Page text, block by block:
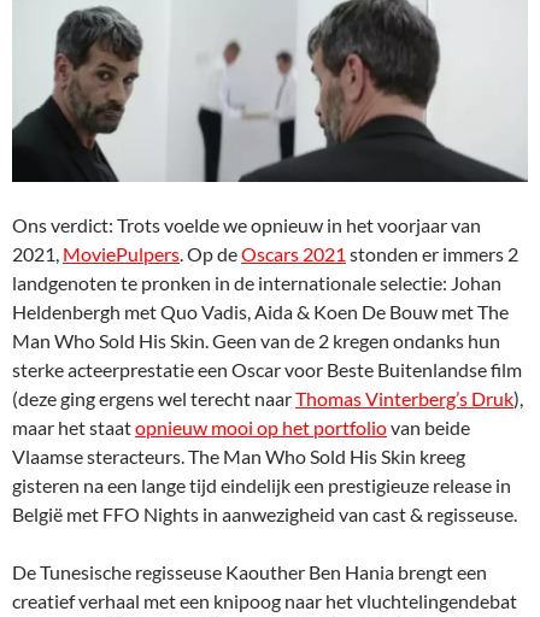
Ons verdict: Trots voelde we opnieuw in het voorjaar van
2021, MoviePulpers. Op deOscars 2021 stonden er immers 2
landgenoten te pronken in de internationale selectie: Johan
Heldenbergh met Quo Vadis, Aida & Koen De Bouw met The
Man Who Sold His Skin. Geen van de 2 kregen ondanks hun
sterke acteerprestatie een Oscar voor Beste Buitenlandse film
(deze ging ergens wel terecht naarThomas Vinterberg’s Druk),
maar het staatopnieuw mooi op het portfoliovan beide
Vlaamse steracteurs. The Man Who Sold His Skin kreeg
gisteren na een lange tijd eindelijk een prestigieuze release in
België met FFO Nights in aanwezigheid van cast & regisseuse.
De Tunesische regisseuse Kaouther Ben Hania brengt een
creatief verhaal met een knipoog naar het vluchtelingendebat